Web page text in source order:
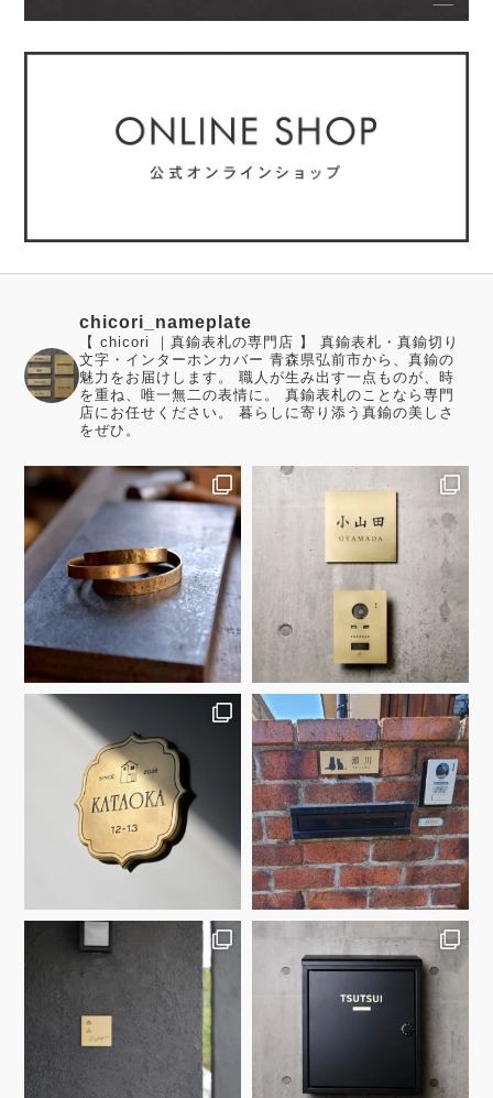
chicori_nameplate
【 chicori ｜真鍮表札の専門店 】 真鍮表札・真鍮切り
文字・インターホンカバー 青森県弘前市から、真鍮の
魅力をお届けします。 職人が生み出す一点ものが、時
を重ね、唯一無二の表情に。 真鍮表札のことなら専門
店にお任せください。 暮らしに寄り添う真鍮の美しさ
をぜひ。